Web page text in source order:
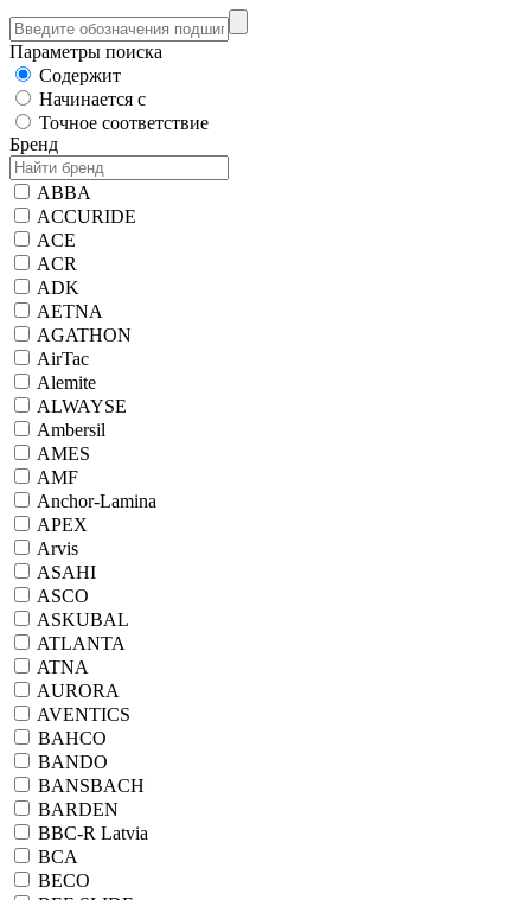
Параметры поиска
Содержит
Начинается с
Точное соответствие
Бренд
ABBA
ACCURIDE
ACE
ACR
ADK
AETNA
AGATHON
AirTac
Alemite
ALWAYSE
Ambersil
AMES
AMF
Anchor-Lamina
APEX
Arvis
ASAHI
ASCO
ASKUBAL
ATLANTA
ATNA
AURORA
AVENTICS
BAHCO
BANDO
BANSBACH
BARDEN
BBC-R Latvia
BCA
BECO